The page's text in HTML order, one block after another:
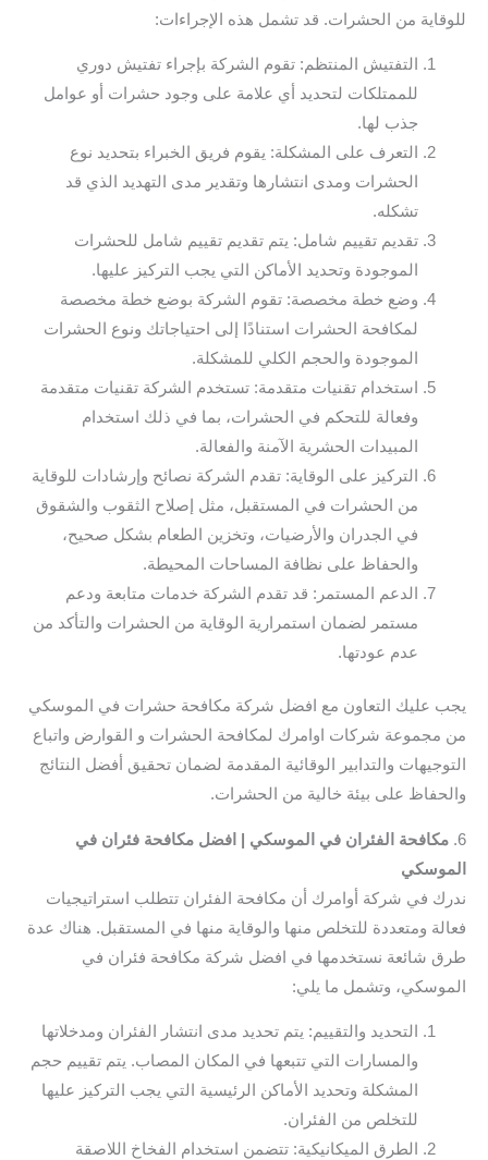
للوقاية من الحشرات. قد تشمل هذه الإجراءات:
التفتيش المنتظم: تقوم الشركة بإجراء تفتيش دوري
للممتلكات لتحديد أي علامة على وجود حشرات أو عوامل
جذب لها.
التعرف على المشكلة: يقوم فريق الخبراء بتحديد نوع
الحشرات ومدى انتشارها وتقدير مدى التهديد الذي قد
تشكله.
تقديم تقييم شامل: يتم تقديم تقييم شامل للحشرات
الموجودة وتحديد الأماكن التي يجب التركيز عليها.
وضع خطة مخصصة: تقوم الشركة بوضع خطة مخصصة
لمكافحة الحشرات استنادًا إلى احتياجاتك ونوع الحشرات
الموجودة والحجم الكلي للمشكلة.
استخدام تقنيات متقدمة: تستخدم الشركة تقنيات متقدمة
وفعالة للتحكم في الحشرات، بما في ذلك استخدام
المبيدات الحشرية الآمنة والفعالة.
التركيز على الوقاية: تقدم الشركة نصائح وإرشادات للوقاية
من الحشرات في المستقبل، مثل إصلاح الثقوب والشقوق
في الجدران والأرضيات، وتخزين الطعام بشكل صحيح،
والحفاظ على نظافة المساحات المحيطة.
الدعم المستمر: قد تقدم الشركة خدمات متابعة ودعم
مستمر لضمان استمرارية الوقاية من الحشرات والتأكد من
عدم عودتها.
يجب عليك التعاون مع افضل شركة مكافحة حشرات في الموسكي
من مجموعة شركات اوامرك لمكافحة الحشرات و القوارض واتباع
التوجيهات والتدابير الوقائية المقدمة لضمان تحقيق أفضل النتائج
والحفاظ على بيئة خالية من الحشرات.
6. مكافحة الفئران في الموسكي | افضل مكافحة فئران في
الموسكي
ندرك في شركة أوامرك أن مكافحة الفئران تتطلب استراتيجيات
فعالة ومتعددة للتخلص منها والوقاية منها في المستقبل. هناك عدة
طرق شائعة نستخدمها في افضل شركة مكافحة فئران في
الموسكي، وتشمل ما يلي:
التحديد والتقييم: يتم تحديد مدى انتشار الفئران ومدخلاتها
والمسارات التي تتبعها في المكان المصاب. يتم تقييم حجم
المشكلة وتحديد الأماكن الرئيسية التي يجب التركيز عليها
للتخلص من الفئران.
الطرق الميكانيكية: تتضمن استخدام الفخاخ اللاصقة